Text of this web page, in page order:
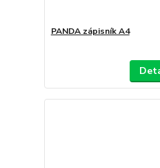
PANDA zápisník A4